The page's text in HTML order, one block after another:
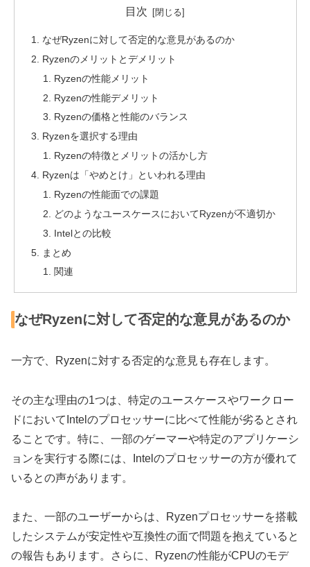
目次
なぜRyzenに対して否定的な意見があるのか
Ryzenのメリットとデメリット
Ryzenの性能メリット
Ryzenの性能デメリット
Ryzenの価格と性能のバランス
Ryzenを選択する理由
Ryzenの特徴とメリットの活かし方
Ryzenは「やめとけ」といわれる理由
Ryzenの性能面での課題
どのようなユースケースにおいてRyzenが不適切か
Intelとの比較
まとめ
関連
なぜRyzenに対して否定的な意見があるのか
一方で、Ryzenに対する否定的な意見も存在します。
その主な理由の1つは、特定のユースケースやワークロー
ドにおいてIntelのプロセッサーに比べて性能が劣るとされ
ることです。特に、一部のゲーマーや特定のアプリケーシ
ョンを実行する際には、Intelのプロセッサーの方が優れて
いるとの声があります。
また、一部のユーザーからは、Ryzenプロセッサーを搭載
したシステムが安定性や互換性の面で問題を抱えていると
の報告もあります。さらに、Ryzenの性能がCPUのモデ